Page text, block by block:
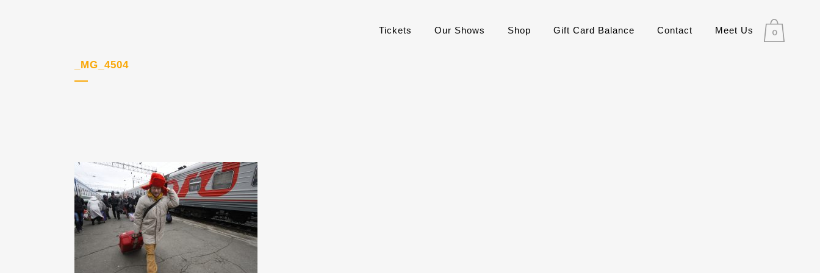
0
Tickets Our Shows Shop Gift Card Balance Contact Meet Us
_MG_4504